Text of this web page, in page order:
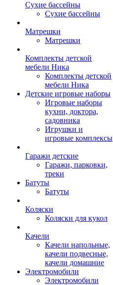
Сухие бассейны
Сухие бассейны
Матрешки
Матрешки
Комплекты детской
мебели Ника
Комплекты детской
мебели Ника
Детские игровые наборы
Игровые наборы
кухни, доктора,
садовника
Игрушки и
игровые комплексы
Гаражи детские
Гаражи, парковки,
треки
Батуты
Батуты
Коляски
Коляски для кукол
Качели
Качели напольные,
качели подвесные,
качели домашние
Электромобили
Электромобили